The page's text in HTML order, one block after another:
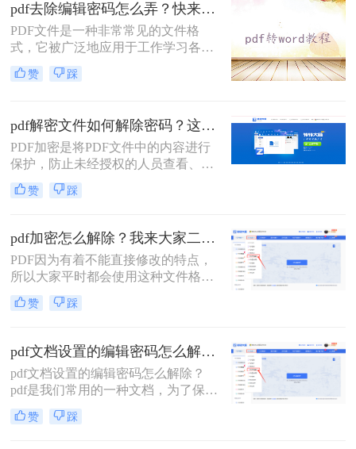
pdf去除编辑密码怎么弄？快来试试这两种方法！
PDF文件是一种非常常见的文件格
式，它被广泛地应用于工作学习各个
领域。由于PDF文件中的内容往往十
分重要，因此，为了保护其内容不被
文件但忘记了密码，该怎么办呢？下
面，小编就给大家分享pdf去除编辑密
码怎么弄的方法，一起来学习一下
吧。
赞 踩
pdf解密文件如何解除密码？这两种解密方法很简单
PDF加密是将PDF文件中的内容进行
保护，防止未经授权的人员查看、复
制、编辑或打印文档内容。那有时候
我们也要解除这些加密的文档该怎么
何解除密码方法帮助大家解决这个问
题，快来看看！
赞 踩
pdf加密怎么解除？我来大家二个方法！
PDF因为有着不能直接修改的特点，
所以大家平时都会使用这种文件格式
来存储重要的文件，不过虽然它不能
直接修改，但是别人还是可以随意查
自己的PDF文件应该怎么办呢？其实
很简单，只要对文件进行加密就行
了，那大家知道pdf加密怎么解除吗？
如果不知道就接着看下去吧，我来教
大家二个方法。
赞 踩
pdf文档设置的编辑密码怎么解除？分享几个解密方法！
pdf文档设置的编辑密码怎么解除？
pdf是我们常用的一种文档，为了保护
pdf文档的信息安全，很多人会将pdf
文档进行加密。但是如果你需要对pdf
赞 踩